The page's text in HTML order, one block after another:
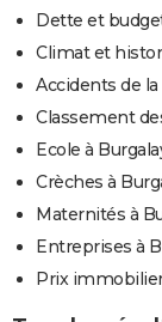
Dette et
Climat et
Accidents de
Classement
Ecole à
Crèches à
Maternités à
Entreprises à
Prix